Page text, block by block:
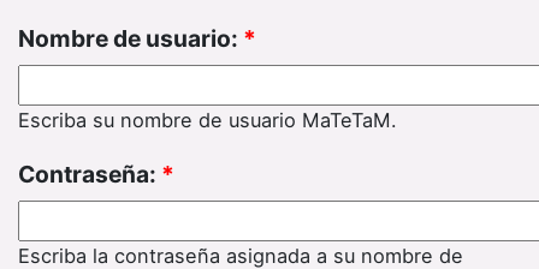
Nombre de usuario: *
Escriba su nombre de usuario MaTeTaM.
Contraseña: *
Escriba la contraseña asignada a su nombre de